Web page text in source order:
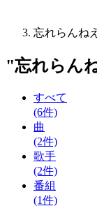
忘れらんね
"忘れらん
すべて
(6件)
曲
(2件)
歌手
(2件)
番組
(1件)